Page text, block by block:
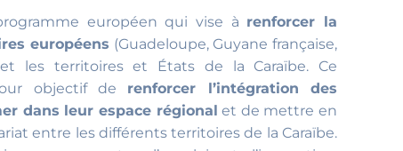
européen qui vise à renforcer la
européens (Guadeloupe, Guyane française,
les territoires et États de la Caraïbe. Ce
objectif de renforcer l’intégration des
dans leur espace régional et de mettre en
entre les différents territoires de la Caraïbe.